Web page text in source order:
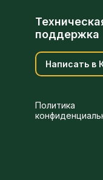
поддержка
Политика
Написать в